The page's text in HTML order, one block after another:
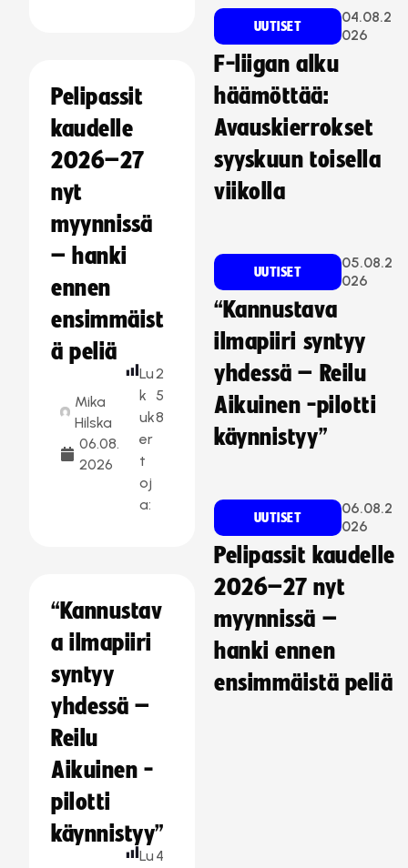
Pelipassit
kaudelle
2026–27
nyt
myynnissä
– hanki
ennen
ensimmäist
ä peliä
Mika
Hilska
06.08.
2026
Lu
k
uk
er
t
oj
a:
2
5
8
“Kannustav
a ilmapiiri
syntyy
yhdessä –
Reilu
Aikuinen -
pilotti
käynnistyy”
Lu 4
UUTISET
04.08.2
026
F-liigan alku
häämöttää:
Avauskierrokset
syyskuun toisella
viikolla
UUTISET
05.08.2
026
“Kannustava
ilmapiiri syntyy
yhdessä – Reilu
Aikuinen -pilotti
käynnistyy”
UUTISET
06.08.2
026
Pelipassit kaudelle
2026–27 nyt
myynnissä –
hanki ennen
ensimmäistä peliä